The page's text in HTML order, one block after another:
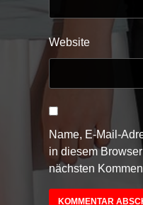
Website
Name, E-Mail-
in diesem
nächsten